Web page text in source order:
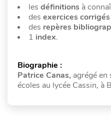
les définitions à
des exercices corrigés
des repères
1 index.
Biographie :
Patrice Canas, agrégé
écoles au lycée Cassin, à